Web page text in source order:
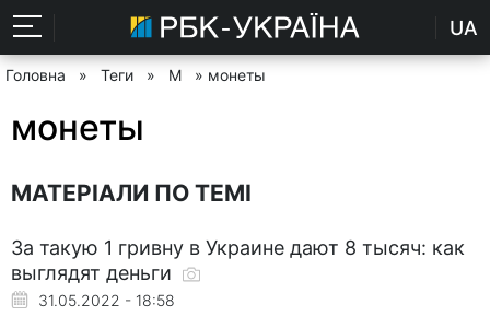
UA
Головна » Теги » М » монеты
монеты
МАТЕРІАЛИ ПО ТЕМІ
За такую 1 гривну в Украине дают 8 тысяч: как
выглядят деньги
31.05.2022 - 18:58